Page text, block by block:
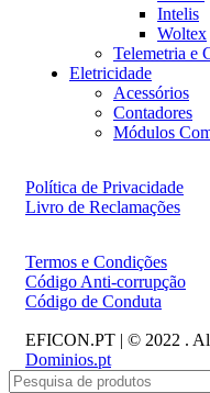
Intelis
Woltex
Telemetria e
Eletricidade
Acessórios
Contadores
Módulos
Política de Privacidade
Livro de Reclamações
Termos e Condições
Código Anti-corrupção
Código de Conduta
EFICON.PT | © 2022 .
Dominios.pt